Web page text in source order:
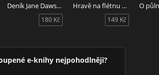
Deník Jane Dawsonové
180 Kč
Hravě na flétnu v 5 krocích
149 Kč
O
e-knihy nejpohodlněji?